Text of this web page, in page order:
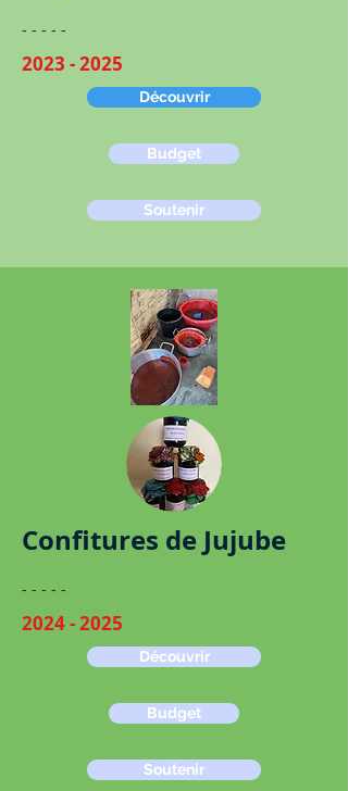
​​- - - - -
2023 - 2025
Découvrir
Budget
Soutenir
Confitures de Jujube
- - - - -
2024 - 2025
Découvrir
Budget
Soutenir